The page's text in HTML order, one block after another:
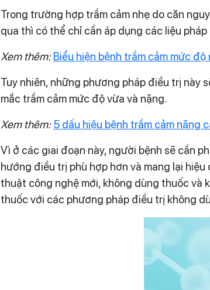
Trong trường hợp trầm cảm nhẹ do căn
qua thì có thể chỉ cần áp dụng các liệu pháp
Xem thêm:Biểu hiện bệnh trầm cảm mức độ
Tuy nhiên, những phương pháp điều trị này
mắc trầm cảm mức độ vừa và nặng.
Xem thêm:5 dấu hiệu bệnh trầm cảm nặng
Vì ở các giai đoạn này, người bệnh sẽ cần
hướng điều trị phù hợp hơn và mang lại
thuật công nghệ mới, không dùng thuốc và
thuốc với các phương pháp điều trị không